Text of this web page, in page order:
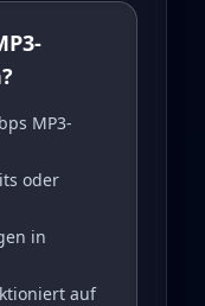
MP3-
oder
in
auf